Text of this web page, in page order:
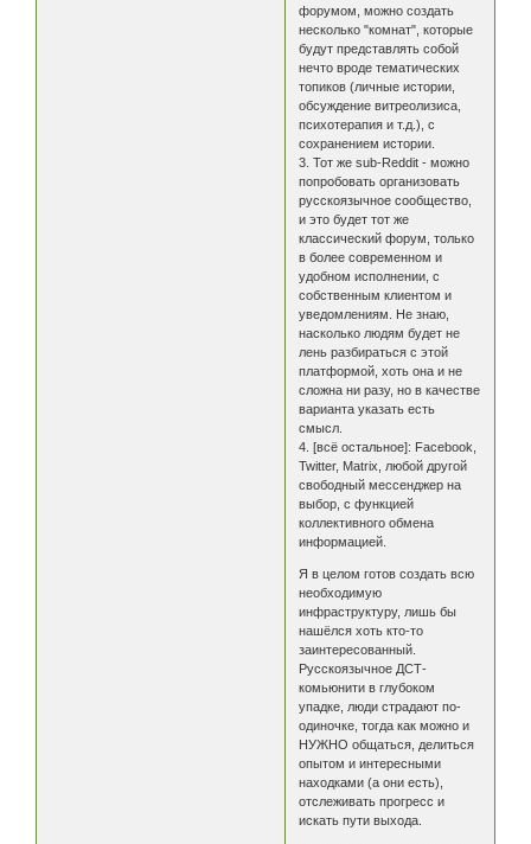
форумом, можно создать
несколько "комнат", которые
будут представлять собой
нечто вроде тематических
топиков (личные истории,
обсуждение витреолизиса,
психотерапия и т.д.), с
сохранением истории.
3. Тот же sub-Reddit - можно
попробовать организовать
русскоязычное сообщество,
и это будет тот же
классический форум, только
в более современном и
удобном исполнении, с
собственным клиентом и
уведомлениям. Не знаю,
насколько людям будет не
лень разбираться с этой
платформой, хоть она и не
сложна ни разу, но в качестве
варианта указать есть
смысл.
4. [всё остальное]: Facebook,
Twitter, Matrix, любой другой
свободный мессенджер на
выбор, с функцией
коллективного обмена
информацией.
Я в целом готов создать всю
необходимую
инфраструктуру, лишь бы
нашёлся хоть кто-то
заинтересованный.
Русскоязычное ДСТ-
комьюнити в глубоком
упадке, люди страдают по-
одиночке, тогда как можно и
НУЖНО общаться, делиться
опытом и интересными
находками (а они есть),
отслеживать прогресс и
искать пути выхода.